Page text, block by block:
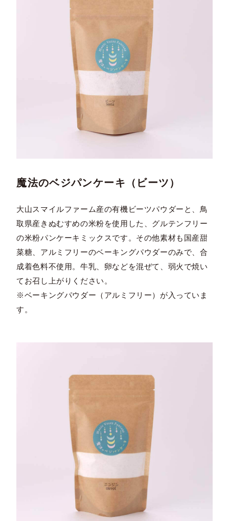
魔法のベジパンケーキ（ビーツ）
大山スマイルファーム産の有機ビーツパウダーと、鳥
取県産きぬむすめの米粉を使用した、グルテンフリー
の米粉パンケーキミックスです。その他素材も国産甜
菜糖、アルミフリーのベーキングパウダーのみで、合
成着色料不使用。牛乳、卵などを混ぜて、弱火で焼い
てお召し上がりください。
※ベーキングパウダー（アルミフリー）が入っていま
す。